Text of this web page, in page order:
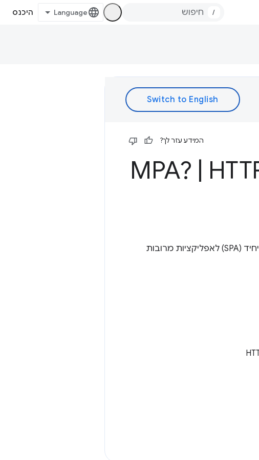
/ היכנס
המידע עזר לך?
סורמה וג'ייק מנהלים דיון, והם בוחנים את היתרונות והחסרונות בין אפליקציות עם דף יחיד (SPA) לאפליקציות מרובות